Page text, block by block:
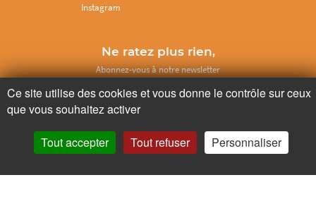
Instagram
Ne ratez plus rien,
Abonnez-vous à notre newsletter
Je m’inscris
Ce site utilise des cookies et vous donne le contrôle sur ceux
que vous souhaitez activer
Tout accepter Tout refuser Personnaliser